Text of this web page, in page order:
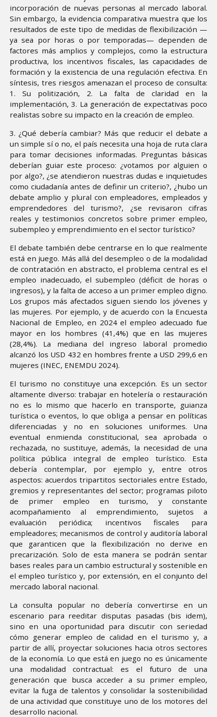
incorporación de nuevas personas al mercado laboral.
Sin embargo, la evidencia comparativa muestra que los
resultados de este tipo de medidas de flexibilización —
ya sea por horas o por temporadas— dependen de
factores más amplios y complejos, como la estructura
productiva, los incentivos fiscales, las capacidades de
formación y la existencia de una regulación efectiva. En
síntesis, tres riesgos amenazan el proceso de consulta:
1. Su politización, 2. La falta de claridad en la
implementación, 3. La generación de expectativas poco
realistas sobre su impacto en la creación de empleo.
3. ¿Qué debería cambiar? Más que reducir el debate a
un simple sí o no, el país necesita una hoja de ruta clara
para tomar decisiones informadas. Preguntas básicas
deberían guiar este proceso: ¿votamos por alguien o
por algo?, ¿se atendieron nuestras dudas e inquietudes
como ciudadanía antes de definir un criterio?, ¿hubo un
debate amplio y plural con empleadores, empleados y
emprendedores del turismo?, ¿se revisaron cifras
reales y testimonios concretos sobre primer empleo,
subempleo y emprendimiento en el sector turístico?
El debate también debe centrarse en lo que realmente
está en juego. Más allá del desempleo o de la modalidad
de contratación en abstracto, el problema central es el
empleo inadecuado, el subempleo (déficit de horas o
ingresos), y la falta de acceso a un primer empleo digno.
Los grupos más afectados siguen siendo los jóvenes y
las mujeres. Por ejemplo, y de acuerdo con la Encuesta
Nacional de Empleo, en 2024 el empleo adecuado fue
mayor en los hombres (41,4%) que en las mujeres
(28,4%). La mediana del ingreso laboral promedio
alcanzó los USD 432 en hombres frente a USD 299,6 en
mujeres (INEC, ENEMDU 2024).
El turismo no constituye una excepción. Es un sector
altamente diverso: trabajar en hotelería o restauración
no es lo mismo que hacerlo en transporte, guianza
turística o eventos, lo que obliga a pensar en políticas
diferenciadas y no en soluciones uniformes. Una
eventual enmienda constitucional, sea aprobada o
rechazada, no sustituye, además, la necesidad de una
política pública integral de empleo turístico. Esta
debería contemplar, por ejemplo y, entre otros
aspectos: acuerdos tripartitos sectoriales entre Estado,
gremios y representantes del sector; programas piloto
de primer empleo en turismo, y constante
acompañamiento al emprendimiento, sujetos a
evaluación periódica; incentivos fiscales para
empleadores; mecanismos de control y auditoría laboral
que garanticen que la flexibilización no derive en
precarización. Solo de esta manera se podrán sentar
bases reales para un cambio estructural y sostenible en
el empleo turístico y, por extensión, en el conjunto del
mercado laboral nacional.
La consulta popular no debería convertirse en un
escenario para reeditar disputas pasadas (bis idem),
sino en una oportunidad para discutir con seriedad
cómo generar empleo de calidad en el turismo y, a
partir de allí, proyectar soluciones hacia otros sectores
de la economía. Lo que está en juego no es únicamente
una modalidad contractual: es el futuro de una
generación que busca acceder a su primer empleo,
evitar la fuga de talentos y consolidar la sostenibilidad
de una actividad que constituye uno de los motores del
desarrollo nacional.